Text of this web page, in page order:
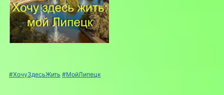
#ХочуЗдесьЖить #МойЛипецк